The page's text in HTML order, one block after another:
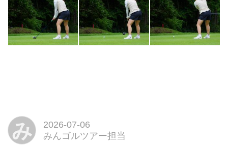
み
2026-07-06
みんゴルツアー担当